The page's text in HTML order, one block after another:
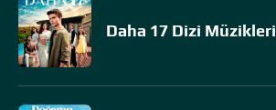
Daha 17 Dizi Müzikleri